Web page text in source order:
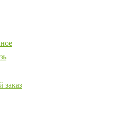
заказ